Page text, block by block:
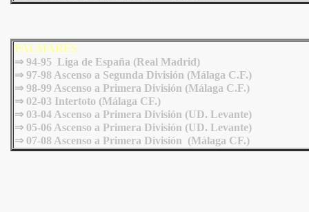
PALMARÉS
⇒ 94-95 Liga de España (Real Madrid)
⇒ 97-98 Ascenso a Segunda División (Málaga C.F.)
⇒ 98-99 Ascenso a Primera División (Málaga C.F.)
⇒ 02-03 Intertoto (Málaga CF.)
⇒ 03-04 Ascenso a Primera División (UD. Levante)
⇒ 05-06 Ascenso a Primera División (UD. Levante)
⇒ 07-08 Ascenso a Primera División (Málaga CF.)